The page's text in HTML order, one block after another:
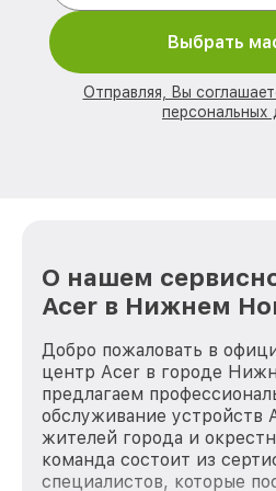
Выбрать
Отправляя, Вы
персональных
О нашем
Acer в Нижнем
Добро пожаловать в
центр Acer в городе
предлагаем
обслуживание устройств
жителей города и
команда состоит из
специалистов, которые